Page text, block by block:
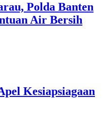
Polda Banten
Air Bersih
Kesiapsiagaan